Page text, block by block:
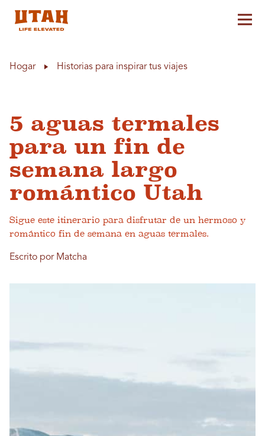
Hogar Historias para inspirar tus viajes
5 aguas termales
para un fin de
semana largo
romántico Utah
Sigue este itinerario para disfrutar de un hermoso y
romántico fin de semana en aguas termales.
Escrito por Matcha